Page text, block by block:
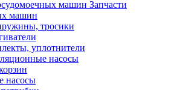
Запчасти
машин
тросики
уплотнители
насосы
насосы